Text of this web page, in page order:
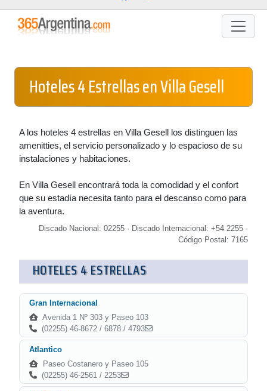
Hoteles 4 Estrellas en Villa Gesell
A los hoteles 4 estrellas en Villa Gesell los distinguen las
amenitties, el servicio personalizado y lo espacioso de su
instalaciones y habitaciones.
En Villa Gesell encontrará toda la comodidad y el confort
que su estadía necesita tanto para el descanso como para
la aventura.
Discado Nacional: 02255 · Discado Internacional: +54 2255 ·
Código Postal: 7165
HOTELES 4 ESTRELLAS
Gran Internacional
Avenida 1 Nº 303 y Paseo 103
(02255) 46-8672 / 6878 / 4793
Atlantico
Paseo Costanero y Paseo 105
(02255) 46-2561 / 2253